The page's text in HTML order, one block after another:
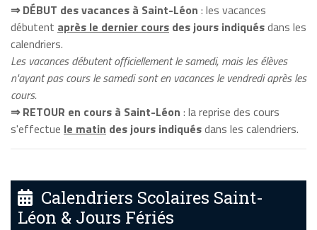
⇒ DÉBUT des vacances à Saint-Léon : les vacances
débutent après le dernier cours des jours indiquésdans les
calendriers.
Les vacances débutent officiellement le samedi, mais les élèves
n'ayant pas cours le samedi sont en vacances le vendredi après les
cours.
⇒ RETOUR en cours à Saint-Léon : la reprise des cours
s'effectue le matin des jours indiquésdans les calendriers.
Calendriers Scolaires Saint-
Léon & Jours Fériés